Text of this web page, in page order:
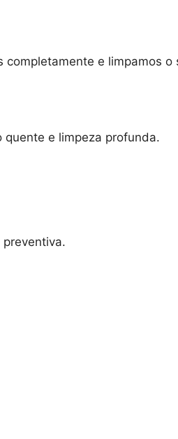
completamente e limpamos o
e limpeza profunda.